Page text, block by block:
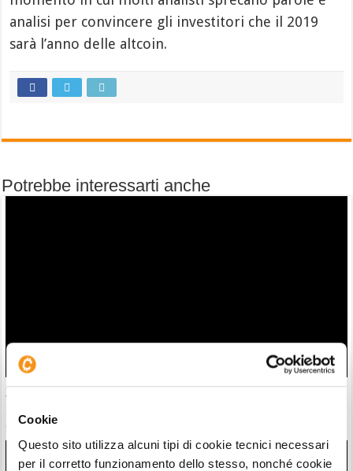
Cookie
Questo sito utilizza alcuni tipi di cookie tecnici necessari
per il corretto funzionamento dello stesso, nonché cookie
analisi per convincere gli investitori che il 2019
sarà l’anno delle altcoin.
Potrebbe interessarti anche
30 milioni in crypto rubate con attacchi violenti. Francia
06/08/26 18:17